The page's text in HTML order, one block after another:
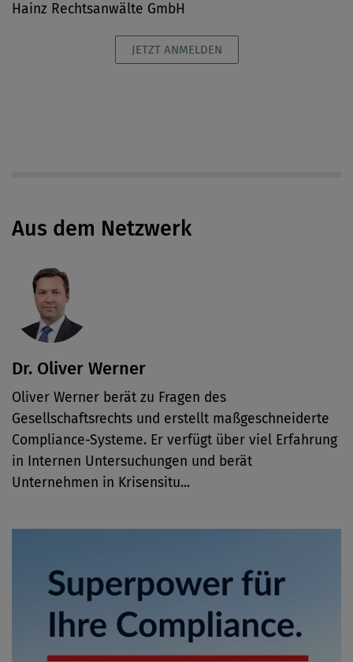
Hainz Rechtsanwälte GmbH
JETZT ANMELDEN
Aus dem Netzwerk
Dr. Oliver Werner
Oliver Werner berät zu Fragen des
Gesellschaftsrechts und erstellt maßgeschneiderte
Compliance-Systeme. Er verfügt über viel Erfahrung
in Internen Untersuchungen und berät
Unternehmen in Krisensitu...